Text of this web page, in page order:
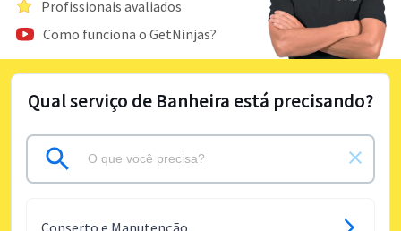
Profissionais avaliados
Como funciona o GetNinjas?
Qual serviço de Banheira está precisando?
Conserto e Manutenção